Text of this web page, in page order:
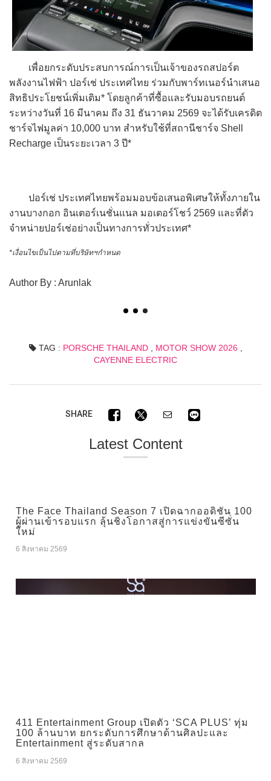
เพื่อยกระดับประสบการณ์การเป็นเจ้าของรถสปอร์ต
พลังงานไฟฟ้า ปอร์เช่ ประเทศไทย ร่วมกับพาร์ทเนอร์นำเสนอ
สิทธิประโยชน์เพิ่มเติม* โดยลูกค้าที่ซื้อและรับมอบรถยนต์
ระหว่างวันที่ 16 มีนาคม ถึง 31 ธันวาคม 2569 จะได้รับเครดิต
ชาร์จไฟมูลค่า 10,000 บาท สำหรับใช้ที่สถานีชาร์จ Shell
Recharge เป็นระยะเวลา 3 ปี*
ปอร์เช่ ประเทศไทยพร้อมมอบข้อเสนอพิเศษให้ทั้งภายใน
งานบางกอก อินเตอร์เนชั่นแนล มอเตอร์โชว์ 2569 และที่ตัว
จำหน่ายปอร์เช่อย่างเป็นทางการทั่วประเทศ*
*เงื่อนไขเป็นไปตามที่บริษัทฯกำหนด
Author By : Arunlak
TAG : PORSCHE THAILAND, MOTOR SHOW 2026
CAYENNE ELECTRIC
SHARE
Latest Content
The Face Thailand Season 7 เปิดฉากออดิชัน 100
ผู้ผ่านเข้ารอบแรก ลุ้นชิงโอกาสสู่การแข่งขันซีซั่น
ใหม่
6 สิงหาคม 2569
411 Entertainment Group เปิดตัว ‘SCA PLUS’ ทุ่ม
100 ล้านบาท ยกระดับการศึกษาด้านศิลปะและ
Entertainment สู่ระดับสากล
6 สิงหาคม 2569